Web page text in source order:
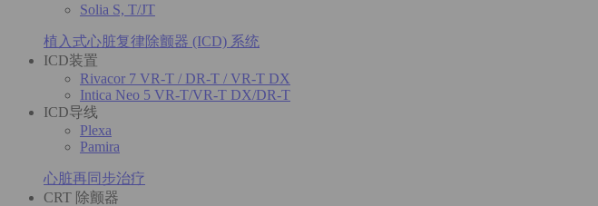
Solia S, T/JT
植入式心脏复律除颤器 (ICD) 系统
ICD装置
Rivacor 7 VR-T / DR-T / VR-T DX
Intica Neo 5 VR-T/VR-T DX/DR-T
ICD导线
Plexa
Pamira
心脏再同步治疗
CRT 除颤器